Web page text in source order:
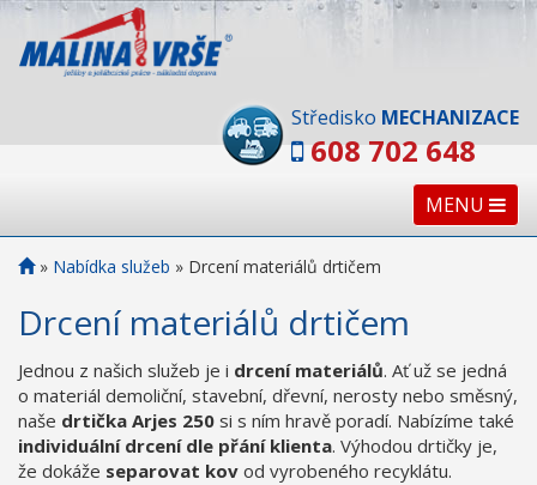
Středisko MECHANIZACE
608 702 648
MENU
» Nabídka služeb » Drcení materiálů drtičem
Drcení materiálů drtičem
Jednou z našich služeb je i drcení materiálů. Ať už se jedná
o materiál demoliční, stavební, dřevní, nerosty nebo směsný,
naše drtička Arjes 250 si s ním hravě poradí. Nabízíme také
individuální drcení dle přání klienta. Výhodou drtičky je,
že dokáže separovat kov od vyrobeného recyklátu.